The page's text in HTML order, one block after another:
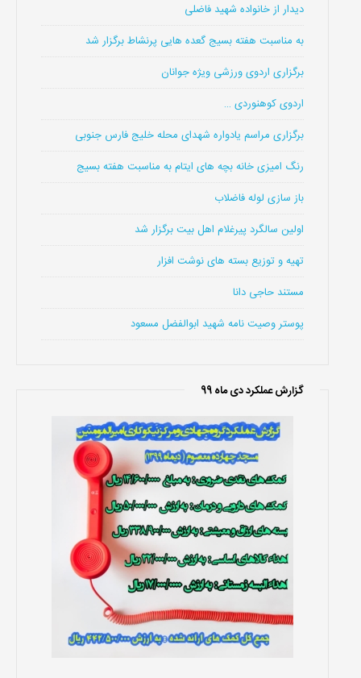
دیدار از خانواده شهید فاضلی
به مناسبت هفته بسیج گعده هایی پرنشاط برگزار شد
برگزاری اردوی ورزشی ویژه جوانان
اردوی کوهنوردی …
برگزاری مراسم یادواره شهدای محله خلیج فارس جنوبی
رنگ امیزی خانه بچه های ایتام به مناسبت هفته بسیج
باز سازی لوله فاضلاب
اولین سالگرد پیرغلام اهل بیت برگزار شد
تهیه و توزیع بسته های نوشت افزار
مستند حاجی دانا
پوستر وصیت نامه شهید ابوالفضل مسعود
گزارش عملکرد دی ماه 99